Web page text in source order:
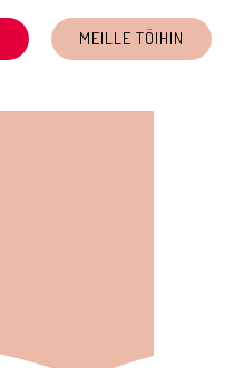
MEILLE TÖIHIN